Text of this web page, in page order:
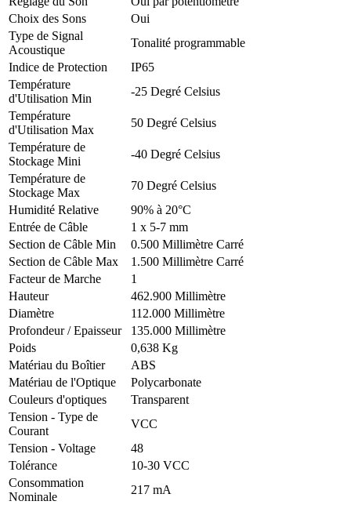
Choix des Sons
Oui
Type de Signal
Acoustique
Tonalité programmable
Indice de Protection
IP65
Température
d'Utilisation Min
-25 Degré Celsius
Température
d'Utilisation Max
50 Degré Celsius
Température de
Stockage Mini
-40 Degré Celsius
Température de
Stockage Max
70 Degré Celsius
Humidité Relative
90% à 20°C
Entrée de Câble
1 x 5-7 mm
Section de Câble Min
0.500 Millimètre Carré
Section de Câble Max
1.500 Millimètre Carré
Facteur de Marche
1
Hauteur
462.900 Millimètre
Diamètre
112.000 Millimètre
Profondeur / Epaisseur
135.000 Millimètre
Poids
0,638 Kg
Matériau du Boîtier
ABS
Matériau de l'Optique
Polycarbonate
Couleurs d'optiques
Transparent
Tension - Type de
Courant
VCC
Tension - Voltage
48
Tolérance
10-30 VCC
Consommation
Nominale
217 mA